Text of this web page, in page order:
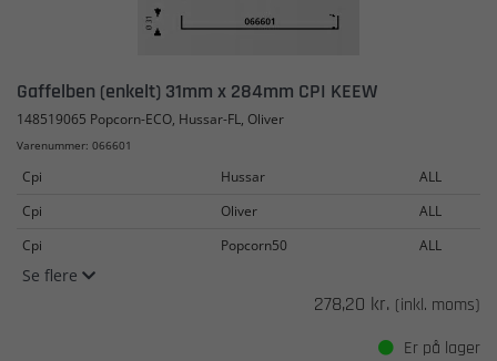
Gaffelben (enkelt) 31mm x 284mm CPI KEEW
148519065 Popcorn-ECO, Hussar-FL, Oliver
Varenummer: 066601
Cpi Hussar
ALL
Cpi
Oliver
ALL
Cpi
Popcorn50 ALL
Se flere
278,20 kr. (inkl. moms)
Er på lager